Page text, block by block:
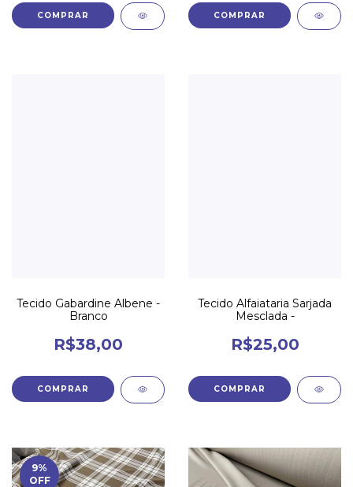
Tecido Gabardine Albene -
Branco
R$38,00
Tecido Alfaiataria Sarjada
Mesclada -
R$25,00
9%
OFF